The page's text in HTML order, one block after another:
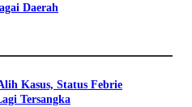
Daerah
Kasus, Status Febrie
Tersangka